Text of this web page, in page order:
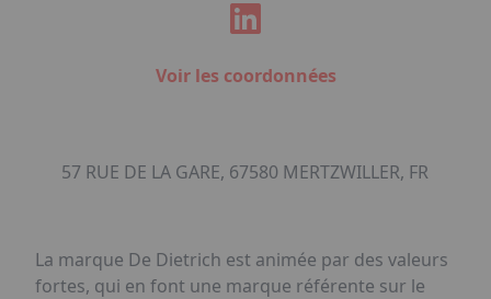
Voir les coordonnées
57 RUE DE LA GARE, 67580 MERTZWILLER, FR
La marque De Dietrich est animée par des valeurs
fortes, qui en font une marque référente sur le